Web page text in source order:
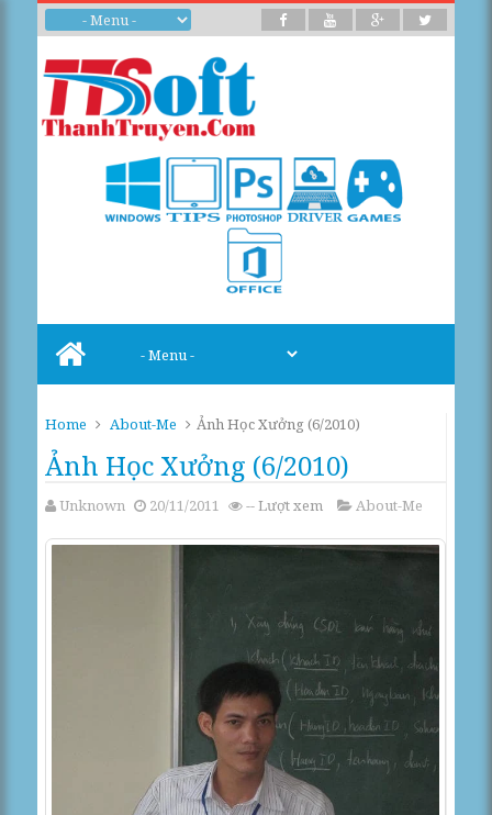
Home About-Me Ảnh Học Xưởng (6/2010)
Ảnh Học Xưởng (6/2010)
Unknown 20/11/2011 --Lượt xem About-Me